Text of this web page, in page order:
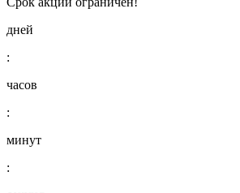
дней
:
часов
:
минут
: